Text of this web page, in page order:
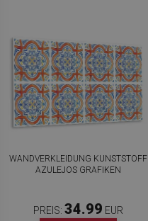
WANDVERKLEIDUNG KUNSTSTOFF
AZULEJOS GRAFIKEN
PREIS: 34.99 EUR